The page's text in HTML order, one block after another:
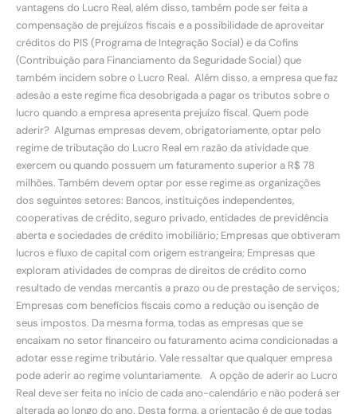
vantagens do Lucro Real, além disso, também pode ser feita a
compensação de prejuízos fiscais e a possibilidade de aproveitar
créditos do PIS (Programa de Integração Social) e da Cofins
(Contribuição para Financiamento da Seguridade Social) que
também incidem sobre o Lucro Real. Além disso, a empresa que faz
adesão a este regime fica desobrigada a pagar os tributos sobre o
lucro quando a empresa apresenta prejuízo fiscal. Quem pode
aderir? Algumas empresas devem, obrigatoriamente, optar pelo
regime de tributação do Lucro Real em razão da atividade que
exercem ou quando possuem um faturamento superior a R$ 78
milhões. Também devem optar por esse regime as organizações
dos seguintes setores: Bancos, instituições independentes,
cooperativas de crédito, seguro privado, entidades de previdência
aberta e sociedades de crédito imobiliário; Empresas que obtiveram
lucros e fluxo de capital com origem estrangeira; Empresas que
exploram atividades de compras de direitos de crédito como
resultado de vendas mercantis a prazo ou de prestação de serviços;
Empresas com benefícios fiscais como a redução ou isenção de
seus impostos. Da mesma forma, todas as empresas que se
encaixam no setor financeiro ou faturamento acima condicionadas a
adotar esse regime tributário. Vale ressaltar que qualquer empresa
pode aderir ao regime voluntariamente. A opção de aderir ao Lucro
Real deve ser feita no início de cada ano-calendário e não poderá ser
alterada ao longo do ano. Desta forma, a orientação é de que todas